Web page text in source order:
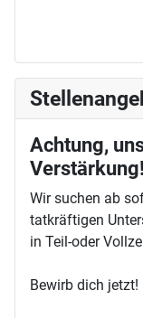
Achtung,
Verstärkung!
Wir suchen ab
tatkräftigen
in Teil-oder
Bewirb dich jetzt!